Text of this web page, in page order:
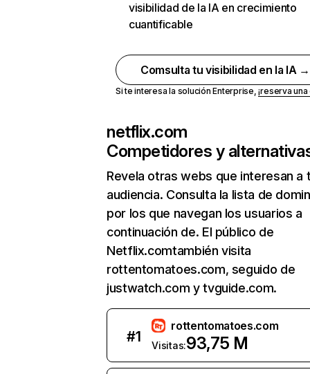
visibilidad de la IA en crecimiento
cuantificable
Comsulta tu visibilidad en la IA →
Si te interesa la solución Enterprise,¡reserva
netflix.com
Competidores y
Revela otras webs que interesan a
audiencia. Consulta la lista de
por los que navegan los usuarios a
continuación de. El público de
Netflix.comtambién visita
rottentomatoes.com, seguido de
justwatch.com y tvguide.com.
#1
rottentomatoes.com
Visitas:93,75 M